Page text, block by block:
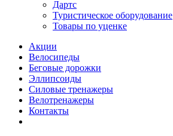
Дартс
Туристическое оборудование
Товары по уценке
Акции
Велосипеды
Беговые дорожки
Эллипсоиды
Силовые тренажеры
Велотренажеры
Контакты